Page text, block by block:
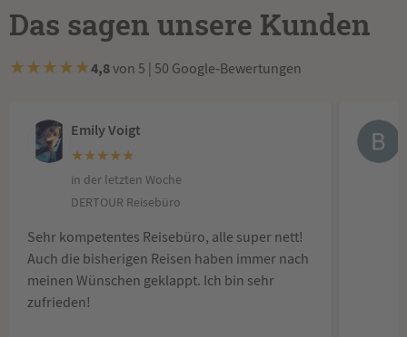
Das sagen unsere Kunden
★★★★★4,8von 5 | 50 Google-Bewertungen
Emily Voigt
★★★★★
in der letzten Woche
DERTOUR Reisebüro
Sehr kompetentes Reisebüro, alle super nett!
Auch die bisherigen Reisen haben immer nach
meinen Wünschen geklappt. Ich bin sehr
zufrieden!